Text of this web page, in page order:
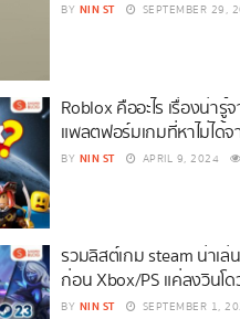
BY NIN ST SEPTEMBER 29,
Roblox คืออะไร เรื่องน่ารู้
แพลตฟอร์มเกมที่หาไม่ได้
BY NIN ST APRIL 9, 2024
รวมลิสต์เกม steam น่าเล่
ก่อน Xbox/PS แค่ลงวินโด
BY NIN ST SEPTEMBER 1,